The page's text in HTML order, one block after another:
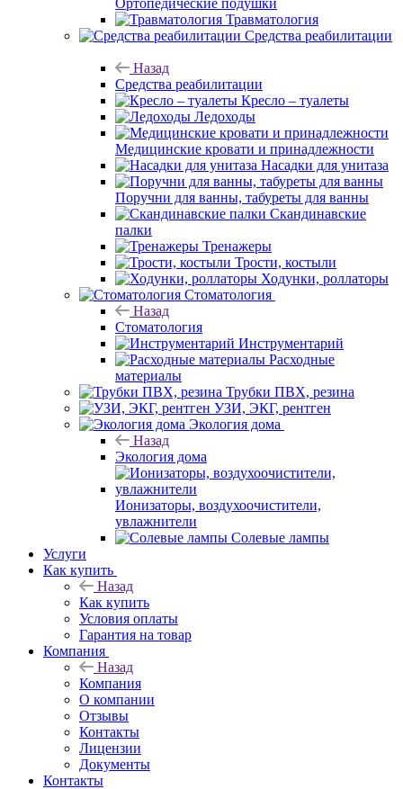
Ортопедические подушки
Травматология
Средства реабилитации
Назад
Средства реабилитации
Кресло – туалеты
Ледоходы
Медицинские кровати и принадлежности
Насадки для унитаза
Поручни для ванны, табуреты для ванны
Скандинавские
палки
Тренажеры
Трости, костыли
Ходунки, роллаторы
Стоматология
Назад
Стоматология
Инструментарий
Расходные
материалы
Трубки ПВХ, резина
УЗИ, ЭКГ, рентген
Экология дома
Назад
Экология дома
Ионизаторы, воздухоочистители,
увлажнители
Солевые лампы
Услуги
Как купить
Назад
Как купить
Условия оплаты
Гарантия на товар
Компания
Назад
Компания
О компании
Отзывы
Контакты
Лицензии
Документы
Контакты